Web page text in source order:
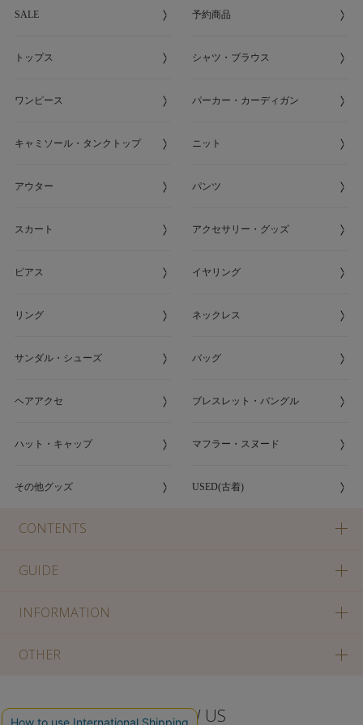
SALE 予約商品
トップス シャツ・ブラウス
ワンピース パーカー・カーディガン
キャミソール・タンクトップ ニット
アウター パンツ
スカート アクセサリー・グッズ
ピアス イヤリング
リング ネックレス
サンダル・シューズ バッグ
ヘアアクセ ブレスレット・バングル
ハット・キャップ マフラー・スヌード
その他グッズ USED(古着)
CONTENTS
GUIDE
INFORMATION
OTHER
FOLLOW US